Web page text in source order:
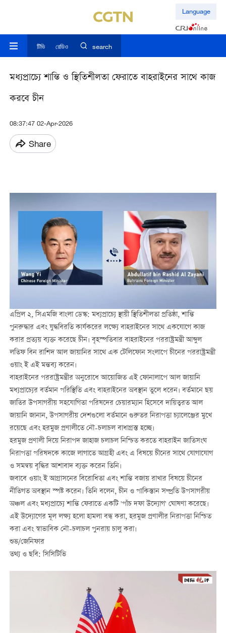
Language
টিভি রেডিও search
মধ্যপ্রাচ্যে শান্তি ও স্থিতিশীলতা ফেরাতে বাহরাইনের সাথে কাজ
করবে চীন
08:37:47 02-Apr-2026
Share
এপ্রিল ২, সিএমজি বাংলা ডেস্ক: মধ্যপ্রাচ্যে স্থায়ী স্থিতিশীলতা প্রতিষ্ঠা, শান্তি
পুনরুদ্ধার এবং যুদ্ধবিরতি কার্যকরের লক্ষ্যে বাহরাইনের সাথে একযোগে কাজ
করার প্রত্যয় ব্যক্ত করেছে চীন। বৃহস্পতিবার বাহরাইনের পররাষ্ট্রমন্ত্রী আব্দুল
লতিফ বিন রাশিদ আল জায়ানির সাথে এক টেলিফোন সংলাপে চীনের পররাষ্ট্রমন্ত্রী
ওয়াং ই এই মন্তব্য করেন।
বাহরাইনের পররাষ্ট্রমন্ত্রীর অনুরোধে আয়োজিত এই ফোনালাপে আল জায়ানি
মধ্যপ্রাচ্যের বর্তমান পরিস্থিতি এবং বাহরাইনের অবস্থান তুলে ধরেন। বর্তমানে ছয়
জাতির উপসাগরীয় সহযোগিতা পরিষদের চেয়ারম্যান হিসেবে দায়িত্বরত আল
জায়ানি জানান, উপসাগরীয় দেশগুলো বর্তমানে গুরুতর নিরাপত্তা চ্যালেঞ্জের মুখে
রয়েছে এবং হরমুজ প্রণালীতে নৌ-চলাচল বাধাগ্রস্ত হচ্ছে।
হরমুজ প্রণালী দিয়ে নিরাপদ জাহাজ চলাচল নিশ্চিত করতে বাহরাইন জাতিসংঘ
নিরাপত্তা পরিষদকে কাজে লাগাতে আগ্রহী এবং এ বিষয়ে চীনের সাথে যোগাযোগ
ও সমন্বয় বৃদ্ধির আশাবাদ ব্যক্ত করেন তিনি।
জবাবে ওয়াং ই আগ্রাসনের বিরোধিতা এবং শান্তি বজায় রাখার বিষয়ে চীনের
নীতিগত অবস্থান স্পষ্ট করেন। তিনি বলেন, চীন ও পাকিস্তান সম্প্রতি উপসাগরীয়
অঞ্চল এবং মধ্যপ্রাচ্যে শান্তি ফেরাতে একটি 'পাঁচ দফা উদ্যোগ' ঘোষণা করেছে।
এই উদ্যোগের মূল লক্ষ্য হলো হামলা বন্ধ করা, হরমুজ প্রণালীর নিরাপত্তা নিশ্চিত
করা এবং স্বাভাবিক নৌ-চলাচল পুনরায় চালু করা।
শুভ/জেনিফার
তথ্য ও ছবি: সিসিটিভি